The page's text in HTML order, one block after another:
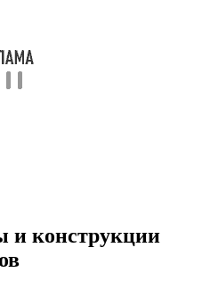
конструкции